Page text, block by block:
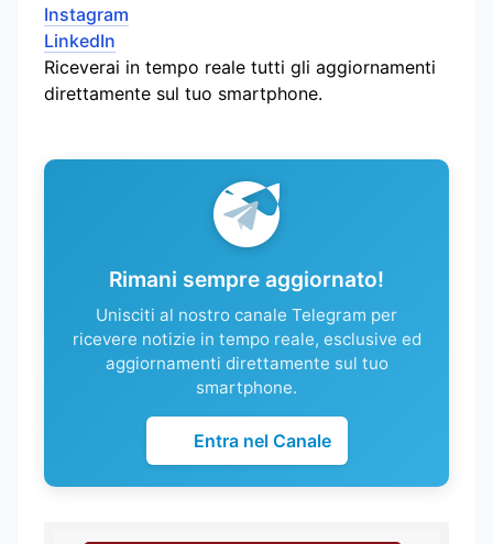
Instagram
LinkedIn
Riceverai in tempo reale tutti gli aggiornamenti
direttamente sul tuo smartphone.
Rimani sempre aggiornato!
Unisciti al nostro canale Telegram per
ricevere notizie in tempo reale, esclusive ed
aggiornamenti direttamente sul tuo
smartphone.
Entra nel Canale